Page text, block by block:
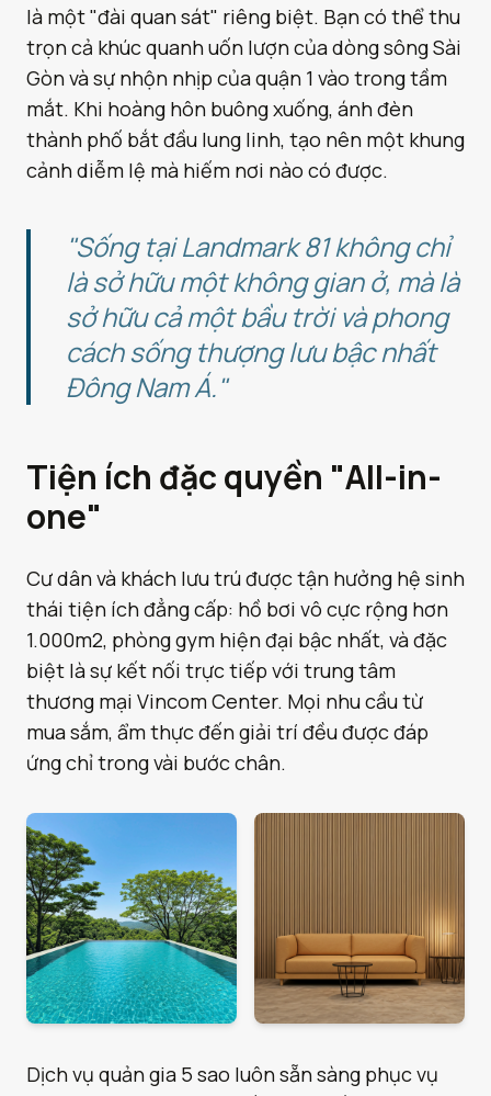
là một "đài quan sát" riêng biệt. Bạn có thể thu
trọn cả khúc quanh uốn lượn của dòng sông Sài
Gòn và sự nhộn nhịp của quận 1 vào trong tầm
mắt. Khi hoàng hôn buông xuống, ánh đèn
thành phố bắt đầu lung linh, tạo nên một khung
cảnh diễm lệ mà hiếm nơi nào có được.
"Sống tại Landmark 81 không chỉ
là sở hữu một không gian ở, mà là
sở hữu cả một bầu trời và phong
cách sống thượng lưu bậc nhất
Đông Nam Á."
Tiện ích đặc quyền "All-in-
one"
Cư dân và khách lưu trú được tận hưởng hệ sinh
thái tiện ích đẳng cấp: hồ bơi vô cực rộng hơn
1.000m2, phòng gym hiện đại bậc nhất, và đặc
biệt là sự kết nối trực tiếp với trung tâm
thương mại Vincom Center. Mọi nhu cầu từ
mua sắm, ẩm thực đến giải trí đều được đáp
ứng chỉ trong vài bước chân.
Dịch vụ quản gia 5 sao luôn sẵn sàng phục vụ